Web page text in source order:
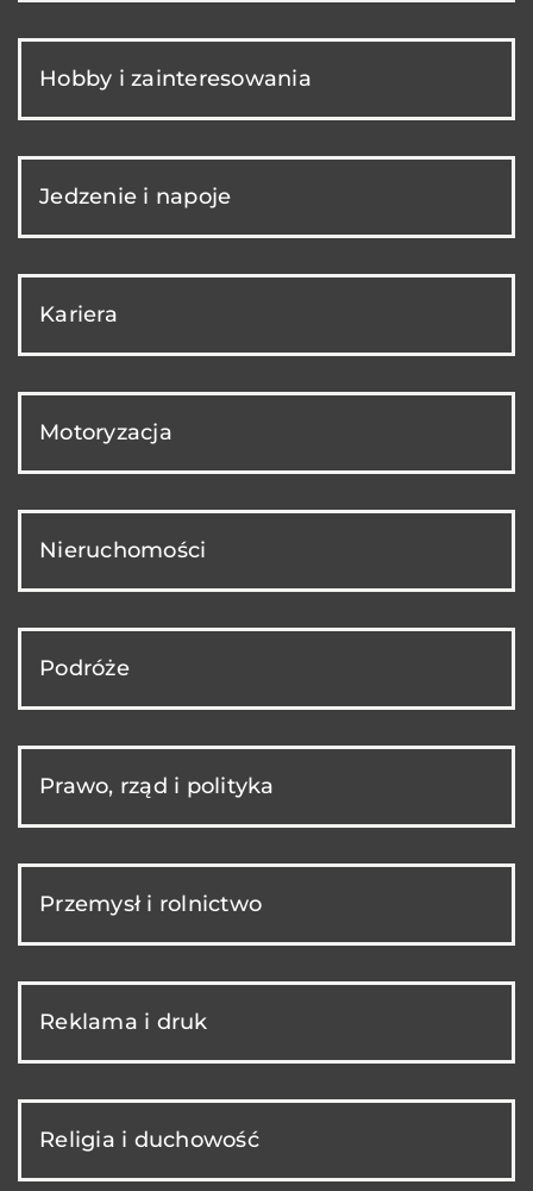
Hobby i zainteresowania
Jedzenie i napoje
Kariera
Motoryzacja
Nieruchomości
Podróże
Prawo, rząd i polityka
Przemysł i rolnictwo
Reklama i druk
Religia i duchowość